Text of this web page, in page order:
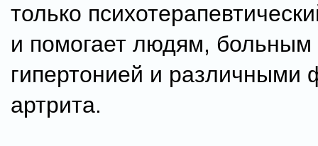
только
и помогает людям, больным
гипертонией и различными
артрита.